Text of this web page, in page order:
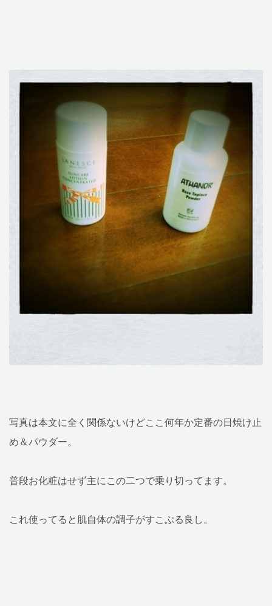
写真は本文に全く関係ないけどここ何年か定番の日焼け止
め＆パウダー。
普段お化粧はせず主にこの二つで乗り切ってます。
これ使ってると肌自体の調子がすこぶる良し。